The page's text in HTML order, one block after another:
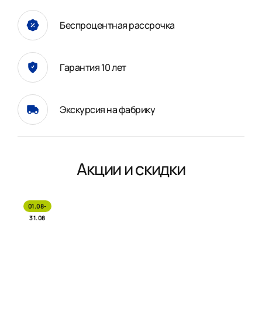
Беспроцентная рассрочка
Гарантия 10 лет
Экскурсия на фабрику
Акции и скидки
01.08-
31.08